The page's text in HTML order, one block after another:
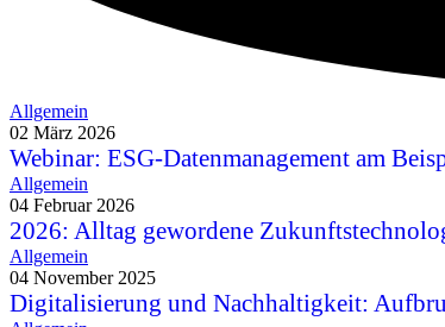
Allgemein
02 März 2026
Webinar: ESG-Datenmanagement am
Allgemein
04 Februar 2026
2026: Alltag gewordene
Allgemein
04 November 2025
Digitalisierung und Nachhaltigkeit: